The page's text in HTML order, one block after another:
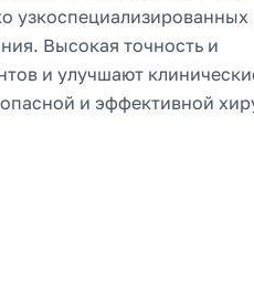
узкоспециализированных
Высокая точность и
и улучшают
и эффективной